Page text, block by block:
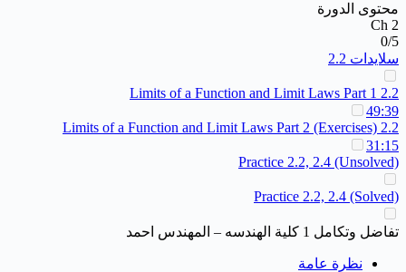
محتوى الدورة
Ch 2
0/5
سلايدات 2.2
2.2 Limits of a Function and Limit Laws Part 1
49:39
2.2 Limits of a Function and Limit Laws Part 2 (Exercises)
31:15
Practice 2.2, 2.4 (Unsolved)
Practice 2.2, 2.4 (Solved)
تفاضل وتكامل 1 كلية الهندسه – المهندس احمد
نظرة عامة